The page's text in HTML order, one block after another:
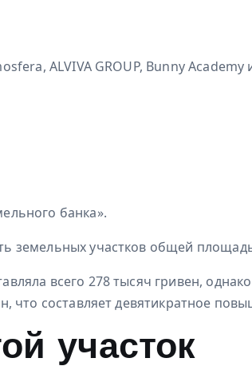
ALVIVA GROUP, Bunny
банка».
земельных участков общей
всего 278 тысяч гривен,
что составляет девятикратное
участок